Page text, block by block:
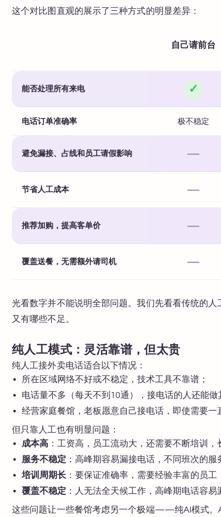
这个对比图直观的展示了三种方式的明显差异：
自己请前台
能否处理所有来电 ✓
电话订单准确率 极不稳定
避免漏接、占线和员工请假影响 —
节省人工成本 —
推荐加购，提高客单价 —
覆盖送餐，无需额外请司机 —
光看数字并不能说明全部问题。我们先看看传统的
又有哪些不足。
纯人工模式：灵活靠谱，但太贵
纯人工接外卖电话适合以下情况：
所在区域网络不好或不稳定，技术工具不靠谱；
电话量不多（每天不到10通），接电话的人还能
经营家庭餐馆，老板愿意自己接电话，即使需要一
但只靠人工也有明显问题：
成本高 ：工资高，员工流动大，还需要不断培训
服务不稳定 ：高峰期容易漏接电话，不同班次的
培训周期长 ：要保证准确率，需要经验丰富的员
覆盖不稳定 ：人无法全天候工作，高峰期电话容
这些问题让一些餐馆考虑另一个极端——纯AI模式。